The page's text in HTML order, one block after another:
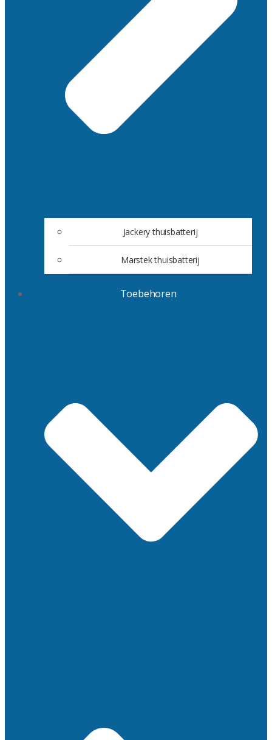
Jackery thuisbatterij
Marstek thuisbatterij
Toebehoren